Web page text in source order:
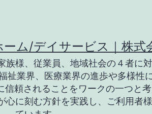
ム/デイサービス｜株式
様、従業員、地域社会の４者に
祉業界、医療業界の進歩や多様性
頼されることをワークの一つと
に刻む方針を実践し、ご利用者